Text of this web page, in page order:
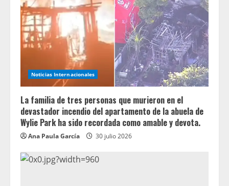
Noticias Internacionales
La familia de tres personas que murieron en el
devastador incendio del apartamento de la abuela de
Wylie Park ha sido recordada como amable y devota.
Ana Paula García 30 julio 2026